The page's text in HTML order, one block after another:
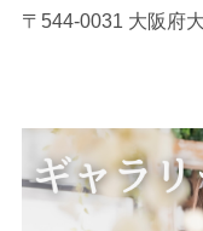
〒544-0031 大阪府